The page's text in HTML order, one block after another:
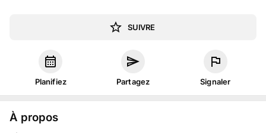
SUIVRE
Planifiez Partagez Signaler
À propos